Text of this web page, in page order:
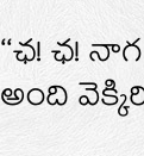
‘‘ఛ! ఛ!
అంది